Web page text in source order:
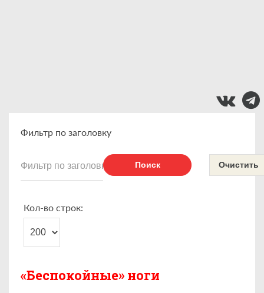
Фильтр по заголовку
Поиск Очистить
Кол-во строк:
«Беспокойные» ноги